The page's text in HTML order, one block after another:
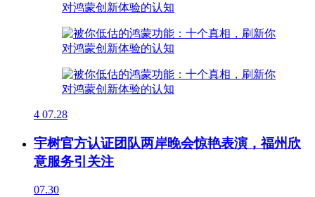
4 07.28
宇树官方认证团队两岸晚会惊艳表演，福州欣
意服务引关注
07.30